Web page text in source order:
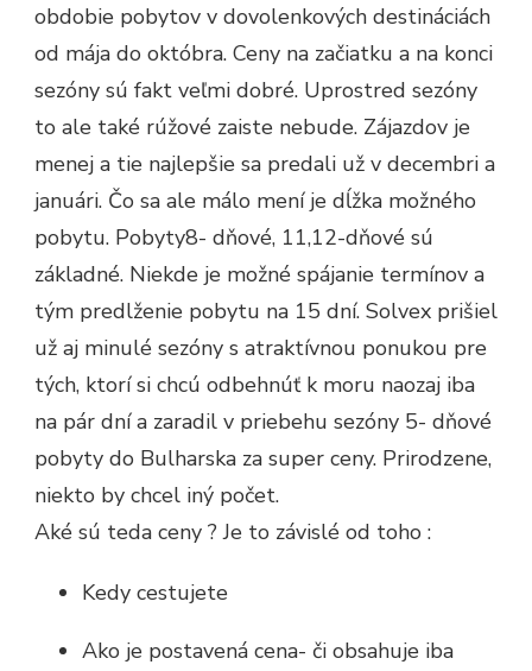
obdobie pobytov v dovolenkových destináciách
od mája do októbra. Ceny na začiatku a na konci
sezóny sú fakt veľmi dobré. Uprostred sezóny
to ale také rúžové zaiste nebude. Zájazdov je
menej a tie najlepšie sa predali už v decembri a
januári. Čo sa ale málo mení je dĺžka možného
pobytu. Pobyty8- dňové, 11,12-dňové sú
základné. Niekde je možné spájanie termínov a
tým predlženie pobytu na 15 dní. Solvex prišiel
už aj minulé sezóny s atraktívnou ponukou pre
tých, ktorí si chcú odbehnúť k moru naozaj iba
na pár dní a zaradil v priebehu sezóny 5- dňové
pobyty do Bulharska za super ceny. Prirodzene,
niekto by chcel iný počet.
Aké sú teda ceny ? Je to závislé od toho :
Kedy cestujete
Ako je postavená cena- či obsahuje iba